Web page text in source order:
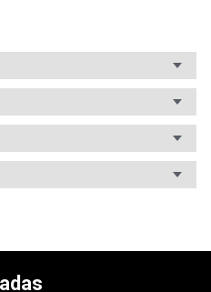
bateria.
recarregável (NP-BN).
115212
e Conexões